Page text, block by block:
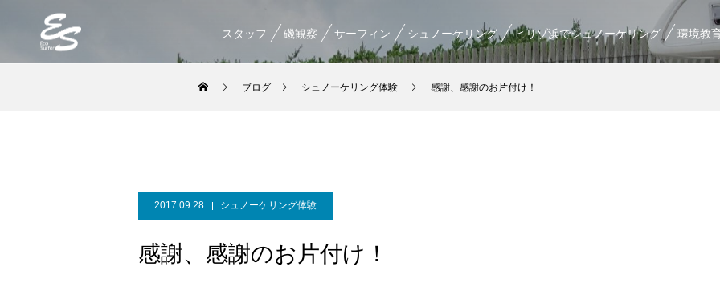
スタッフ 磯観察 サーフィン シュノーケリング ヒリゾ浜でシュノーケリング 環境教
ブログ シュノーケリング体験 感謝、感謝のお片付け！
2017.09.28 シュノーケリング体験
感謝、感謝のお片付け！